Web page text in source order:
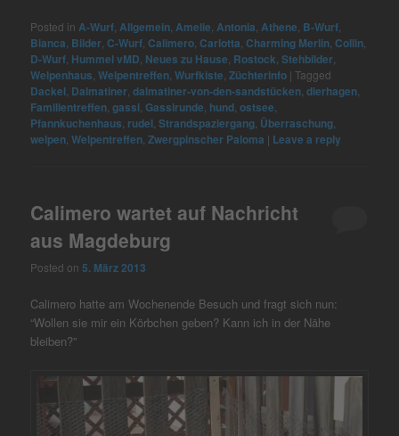
Posted in A-Wurf Allgemein Amelie Antonia Athene B-Wurf
Bianca Bilder ,C-Wurf ,Calimero ,Carlotta ,Charming Merlin ,Collin
D-Wurf Hummel vMD Neues zu Hause Rostock ,Stehbilder
Welpenhaus ,Welpentreffen ,Wurfkiste ,Züchterinfo |Tagged
Dackel Dalmatiner ,dalmatiner-von-den-sandstücken ,dierhagen
Familientreffen ,gassi ,Gassirunde hund ,ostsee
Pfannkuchenhaus rudel ,Strandspaziergang Überraschung
welpen ,Welpentreffen ,Zwergpinscher Paloma | Leave a reply
Calimero wartet auf Nachricht
aus Magdeburg
Posted on5. März 2013
Calimero hatte am Wochenende Besuch und fragt sich nun:
“Wollen sie mir ein Körbchen geben? Kann ich in der Nähe
bleiben?”